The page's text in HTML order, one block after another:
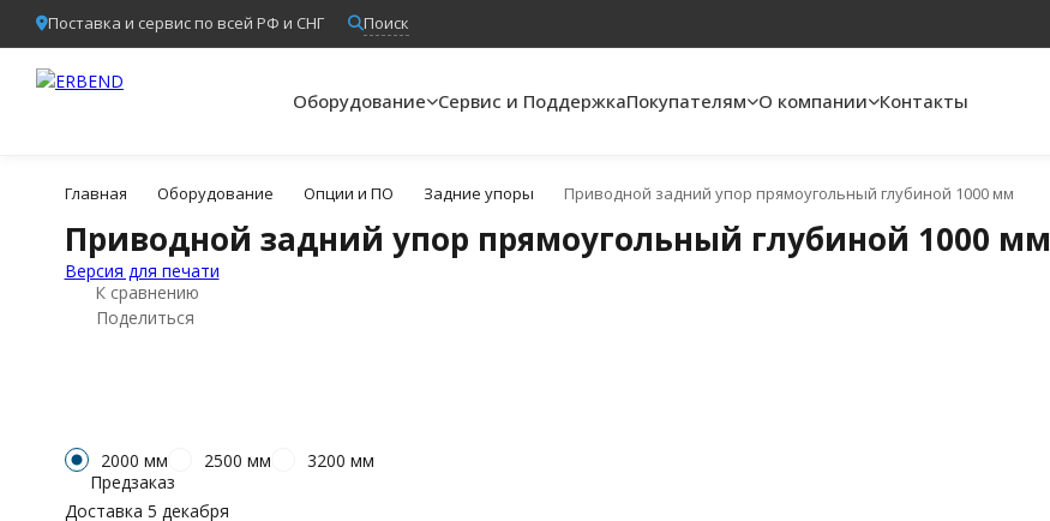
Поставка и сервис по всей РФ и СНГ Поиск
Оборудование Сервис и ПоддержкаПокупателям О компании Контакты
Главная Оборудование Опции и ПО Задние упоры Приводной задний упор прямоугольный глубиной 1000 мм
Приводной задний упор прямоугольный глубиной 1000 мм
Версия для печати
К сравнению
Поделиться
2000 мм 2500 мм
3200 мм
Предзаказ
Доставка 5 декабря